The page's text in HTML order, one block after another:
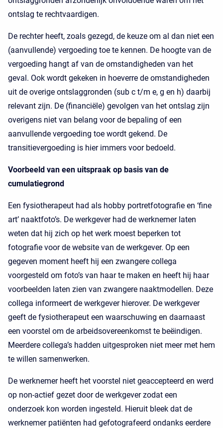
ontslag te rechtvaardigen.
De rechter heeft, zoals gezegd, de keuze om al dan niet een
(aanvullende) vergoeding toe te kennen. De hoogte van de
vergoeding hangt af van de omstandigheden van het
geval. Ook wordt gekeken in hoeverre de omstandigheden
uit de overige ontslaggronden (sub c t/m e, g en h) daarbij
relevant zijn. De (financiële) gevolgen van het ontslag zijn
overigens niet van belang voor de bepaling of een
aanvullende vergoeding toe wordt gekend. De
transitievergoeding is hier immers voor bedoeld.
Voorbeeld van een uitspraak op basis van de
cumulatiegrond
Een fysiotherapeut had als hobby portretfotografie en ‘fine
art’ naaktfoto’s. De werkgever had de werknemer laten
weten dat hij zich op het werk moest beperken tot
fotografie voor de website van de werkgever. Op een
gegeven moment heeft hij een zwangere collega
voorgesteld om foto’s van haar te maken en heeft hij haar
voorbeelden laten zien van zwangere naaktmodellen. Deze
collega informeert de werkgever hierover. De werkgever
geeft de fysiotherapeut een waarschuwing en daarnaast
een voorstel om de arbeidsovereenkomst te beëindigen.
Meerdere collega’s hadden uitgesproken niet meer met hem
te willen samenwerken.
De werknemer heeft het voorstel niet geaccepteerd en werd
op non-actief gezet door de werkgever zodat een
onderzoek kon worden ingesteld. Hieruit bleek dat de
werknemer patiënten had gefotografeerd ondanks eerdere